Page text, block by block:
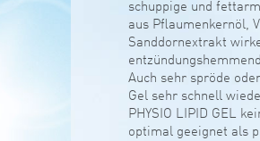
schuppige und
aus Pflaumenkernöl,
Sanddornextrakt
Auch sehr spröde
Gel sehr schnell
PHYSIO LIPID GEL
optimal geeignet als